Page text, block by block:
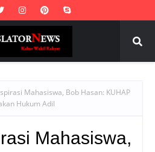
Mahasiswa, Bob Hasan: KUHAP
Hukum Adil
Mahasiswa,